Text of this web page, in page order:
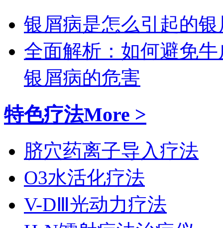
银屑病是怎么引起的银
全面解析：如何避免
银屑病的危害
特色疗法More >
脐穴药离子导入疗法
O3水活化疗法
V-DⅢ光动力疗法